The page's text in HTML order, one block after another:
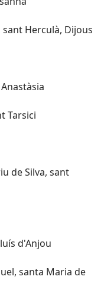
sant Herculà, Dijous
Tarsici
de Silva, sant
d'Anjou
santa Maria de